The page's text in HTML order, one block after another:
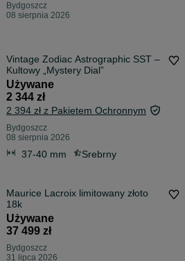
Bydgoszcz
08 sierpnia 2026
Vintage Zodiac Astrographic SST –
Kultowy „Mystery Dial”
Używane
2 344 zł
2 394 zł z Pakietem Ochronnym
Bydgoszcz
08 sierpnia 2026
37-40 mm Srebrny
Maurice Lacroix limitowany złoto
18k
Używane
37 499 zł
Bydgoszcz
31 lipca 2026